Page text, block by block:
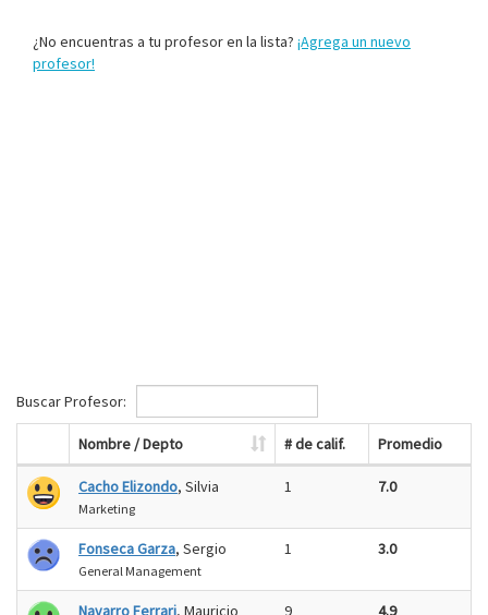
¿No encuentras a tu profesor en la lista? ¡Agrega un nuevo
profesor!
Buscar Profesor:
Nombre / Depto # de calif. Promedio
Cacho Elizondo, Silvia
Marketing
1 7.0
Fonseca Garza, Sergio
General Management
1 3.0
Navarro Ferrari, Mauricio 9 4.9